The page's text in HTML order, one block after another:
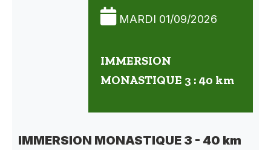
MARDI 01/09/2026
IMMERSION
MONASTIQUE 3 : 40 km
IMMERSION MONASTIQUE 3 - 40 km